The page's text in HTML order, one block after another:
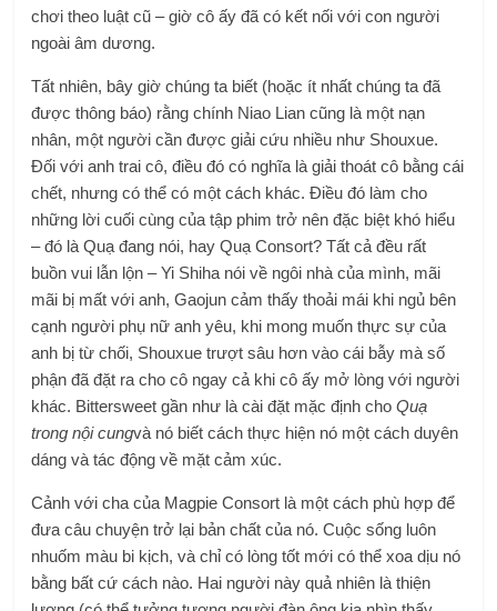
chơi theo luật cũ – giờ cô ấy đã có kết nối với con người
ngoài âm dương.
Tất nhiên, bây giờ chúng ta biết (hoặc ít nhất chúng ta đã
được thông báo) rằng chính Niao Lian cũng là một nạn
nhân, một người cần được giải cứu nhiều như Shouxue.
Đối với anh trai cô, điều đó có nghĩa là giải thoát cô bằng cái
chết, nhưng có thể có một cách khác. Điều đó làm cho
những lời cuối cùng của tập phim trở nên đặc biệt khó hiểu
– đó là Quạ đang nói, hay Quạ Consort? Tất cả đều rất
buồn vui lẫn lộn – Yi Shiha nói về ngôi nhà của mình, mãi
mãi bị mất với anh, Gaojun cảm thấy thoải mái khi ngủ bên
cạnh người phụ nữ anh yêu, khi mong muốn thực sự của
anh bị từ chối, Shouxue trượt sâu hơn vào cái bẫy mà số
phận đã đặt ra cho cô ngay cả khi cô ấy mở lòng với người
khác. Bittersweet gần như là cài đặt mặc định choQuạ
trong nội cungvà nó biết cách thực hiện nó một cách duyên
dáng và tác động về mặt cảm xúc.
Cảnh với cha của Magpie Consort là một cách phù hợp để
đưa câu chuyện trở lại bản chất của nó. Cuộc sống luôn
nhuốm màu bi kịch, và chỉ có lòng tốt mới có thể xoa dịu nó
bằng bất cứ cách nào. Hai người này quả nhiên là thiện